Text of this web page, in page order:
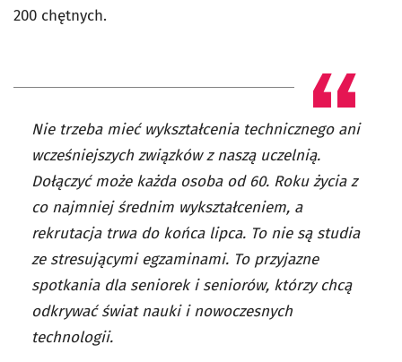
200 chętnych.
Nie trzeba mieć wykształcenia technicznego ani
wcześniejszych związków z naszą uczelnią.
Dołączyć może każda osoba od 60. Roku życia z
co najmniej średnim wykształceniem, a
rekrutacja trwa do końca lipca. To nie są studia
ze stresującymi egzaminami. To przyjazne
spotkania dla seniorek i seniorów, którzy chcą
odkrywać świat nauki i nowoczesnych
technologii.